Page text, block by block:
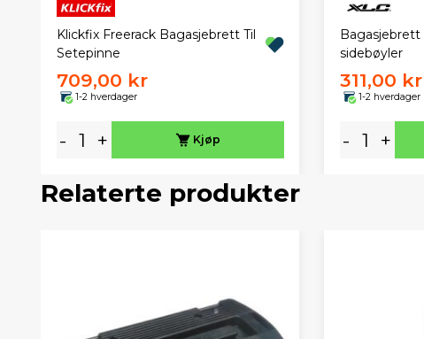
Klickfix Freerack Bagasjebrett Til
Setepinne
709,00 kr
1-2 hverdager
- + Kjøp
sidebøyler
311,00 kr
1-2 hverdager
- +
Relaterte produkter